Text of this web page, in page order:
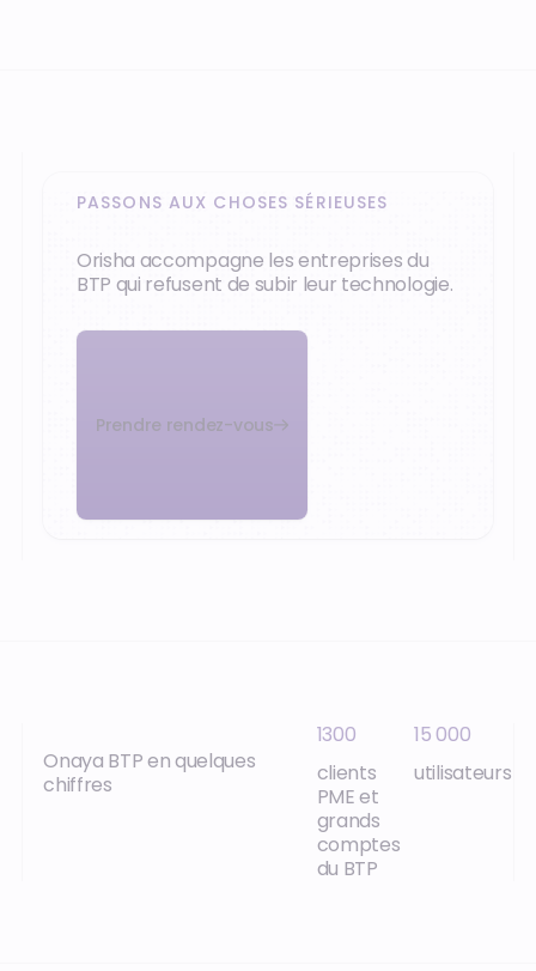
PASSONS AUX CHOSES SÉRIEUSES
Orisha accompagne les entreprises du
BTP qui refusent de subir leur technologie.
Prendre rendez-vous
Onaya BTP en quelques
chiffres
1300
clients
PME et
grands
comptes
du BTP
15 000
utilisateurs